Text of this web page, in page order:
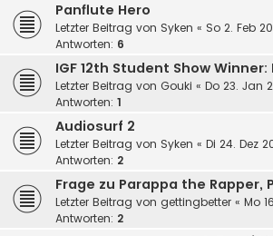
Panflute Hero
Letzter Beitrag von Syken « So 2. Feb
Antworten: 6
IGF 12th Student Show
Letzter Beitrag von Gouki « Do 23. Jan
Antworten: 1
Audiosurf 2
Letzter Beitrag von Syken « Di 24. Dez
Antworten: 2
Frage zu Parappa the Rapper,
Letzter Beitrag von gettingbetter « Mo
Antworten: 2